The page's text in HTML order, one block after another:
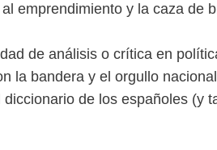
emprendimiento y la caza de
de análisis o crítica en
la bandera y el orgullo nacional
de los españoles (y